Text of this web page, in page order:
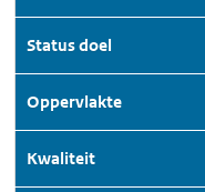
Status doel
Oppervlakte
Kwaliteit